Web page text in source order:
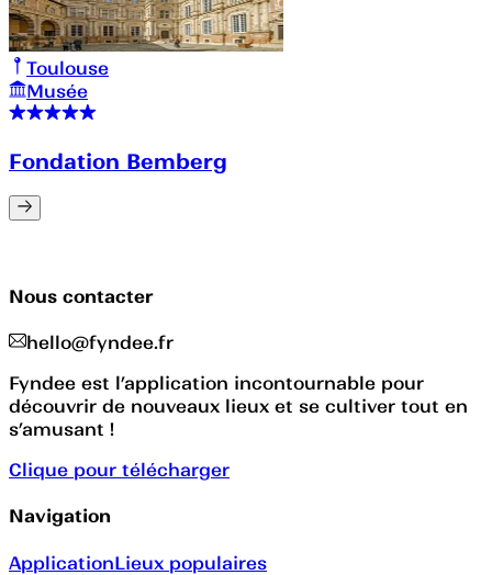
Toulouse
Musée
Fondation Bemberg
Nous contacter
hello@fyndee.fr
Fyndee est l’application incontournable pour
découvrir de nouveaux lieux et se cultiver tout en
s’amusant !
Clique pour télécharger
Navigation
ApplicationLieux populaires